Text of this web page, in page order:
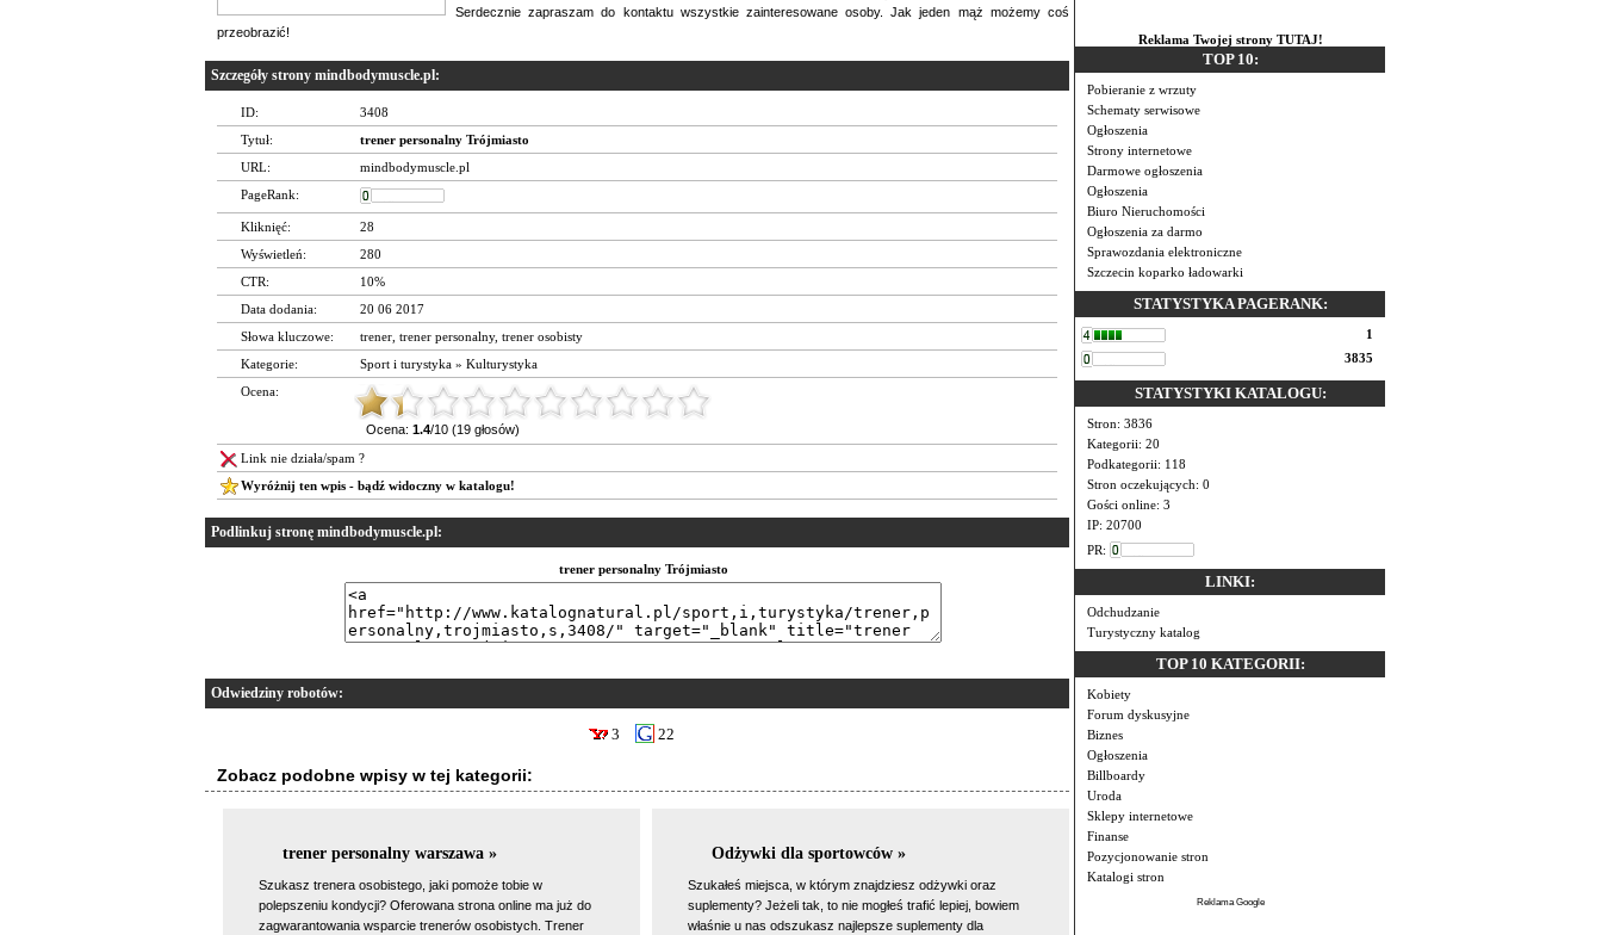
Reklama Twojej strony TUTAJ!
TOP 10:
Pobieranie z wrzuty
Schematy serwisowe
Ogłoszenia
Strony internetowe
Darmowe ogłoszenia
Ogłoszenia
Biuro Nieruchomości
Ogłoszenia za darmo
Sprawozdania elektroniczne
Szczecin koparko ładowarki
STATYSTYKA PAGERANK:
1
3835
STATYSTYKI KATALOGU:
Stron: 3836
Kategorii: 20
Podkategorii: 118
Stron oczekujących: 0
Gości online: 3
IP: 20700
PR:
LINKI:
Odchudzanie
Turystyczny katalog
TOP 10 KATEGORII:
Kobiety
Forum dyskusyjne
Biznes
Ogłoszenia
Billboardy
Uroda
Sklepy internetowe
Finanse
Pozycjonowanie stron
Katalogi stron
Reklama Google
Serdecznie zapraszam do kontaktu wszystkie zainteresowane osoby. Jak jeden mąż możemy coś
przeobrazić!
Szczegóły strony mindbodymuscle.pl:
ID:
3408
Tytuł:
trener personalny Trójmiasto
URL:
mindbodymuscle.pl
PageRank:
Kliknięć:
28
Wyświetleń:
280
CTR:
10%
Data dodania:
20 06 2017
Słowa kluczowe:
trener trener personalny, trener osobisty
Kategorie:
Sport i turystyka » Kulturystyka
Ocena:
Ocena: 1.4/10 (19 głosów)
Link nie działa/spam ?
Wyróżnij ten wpis - bądź widoczny w katalogu!
Podlinkuj stronę mindbodymuscle.pl:
trener personalny Trójmiasto
Odwiedziny robotów:
3 22
Zobacz podobne wpisy w tej kategorii:
trener personalny warszawa »
Szukasz trenera osobistego, jaki pomoże tobie w
polepszeniu kondycji? Oferowana strona online ma już do
zagwarantowania wsparcie trenerów osobistych. Trener
Odżywki dla sportowców »
Szukałeś miejsca, w którym znajdziesz odżywki oraz
suplementy? Jeżeli tak, to nie mogłeś trafić lepiej, bowiem
właśnie u nas odszukasz najlepsze suplementy dla